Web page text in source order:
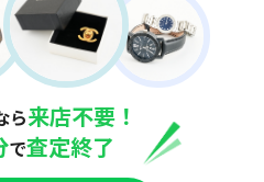
ら来店不要！
で査定終了